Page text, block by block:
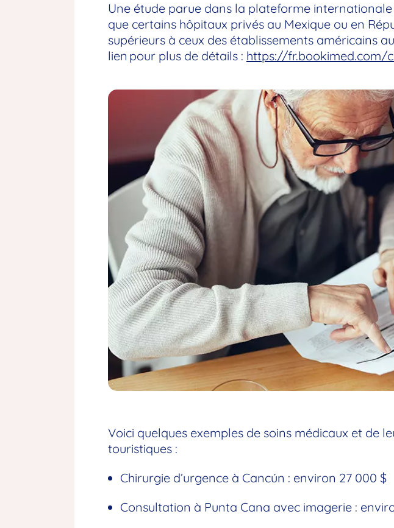
Une étude parue dans la plateforme
que certains hôpitaux privés au Mexique ou en
supérieurs à ceux des établissements américains
lien pour plus de détails : https://fr.bookimed.com/
Voici quelques exemples de soins médicaux et de
touristiques :
Chirurgie d’urgence à Cancún : environ 27 000 $
Consultation à Punta Cana avec imagerie :